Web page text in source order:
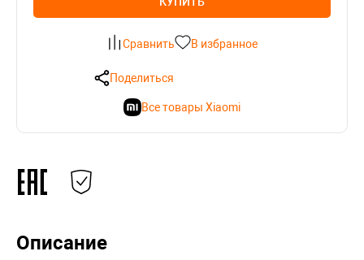
Сравнить В избранное
Поделиться
Все товары Xiaomi
Описание